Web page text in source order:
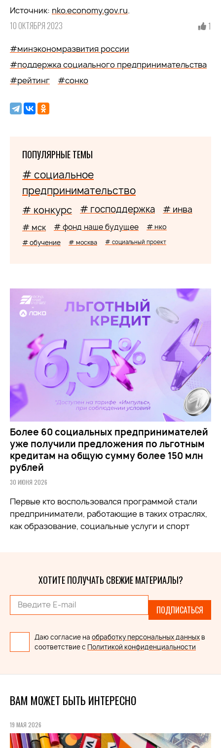
Источник: nko.economy.gov.ru.
10 ОКТЯБРЯ 2023 1
#минэкономразвития россии
#поддержка социального предпринимательства
#рейтинг
#сонко
ПОПУЛЯРНЫЕ ТЕМЫ
# социальное
предпринимательство
# конкурс # господдержка # инва
# мск # фонд наше будущее # нко
# обучение # москва # социальный проект
Более 60 социальных предпринимателей
уже получили предложения по льготным
кредитам на общую сумму более 150 млн
рублей
30 ИЮНЯ 2026
Первые кто воспользовался программой стали
предприниматели, работающие в таких отраслях,
как образование, социальные услуги и спорт
ХОТИТЕ ПОЛУЧАТЬ СВЕЖИЕ МАТЕРИАЛЫ?
ПОДПИСАТЬСЯ
Даю согласие на обработку персональных данных в
соответствие с Политикой конфиденциальности
ВАМ МОЖЕТ БЫТЬ ИНТЕРЕСНО
19 МАЯ 2026